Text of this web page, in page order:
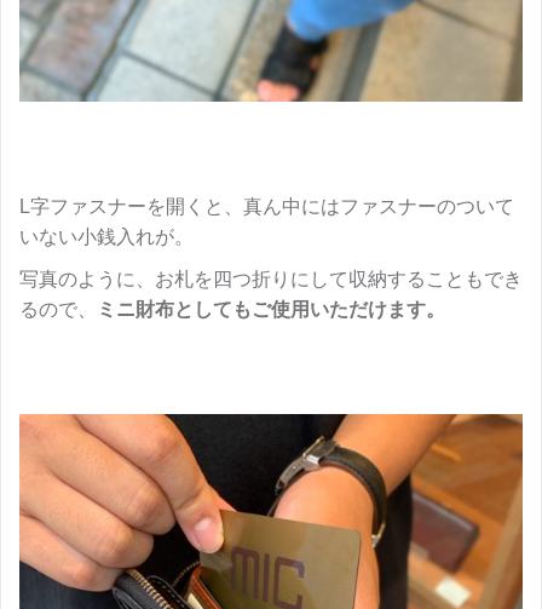
L字ファスナーを開くと、真ん中にはファスナーのついて
いない小銭入れが。
写真のように、お札を四つ折りにして収納することもでき
るので、
ミニ財布としてもご使用いただけます。